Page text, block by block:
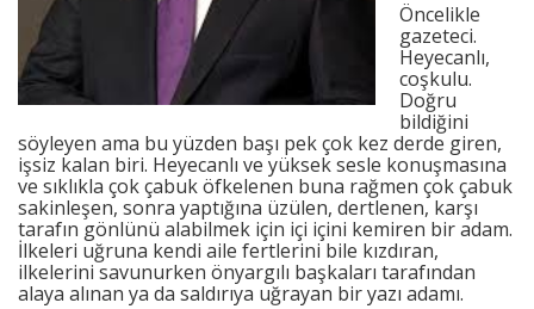
Öncelikle
gazeteci.
Heyecanlı,
coşkulu.
Doğru
bildiğini
söyleyen ama bu yüzden başı pek çok kez derde giren,
işsiz kalan biri. Heyecanlı ve yüksek sesle konuşmasına
ve sıklıkla çok çabuk öfkelenen buna rağmen çok çabuk
sakinleşen, sonra yaptığına üzülen, dertlenen, karşı
tarafın gönlünü alabilmek için içi içini kemiren bir adam.
İlkeleri uğruna kendi aile fertlerini bile kızdıran,
ilkelerini savunurken önyargılı başkaları tarafından
alaya alınan ya da saldırıya uğrayan bir yazı adamı.